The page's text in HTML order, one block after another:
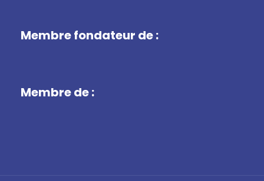
Membre fondateur de :
Membre de :